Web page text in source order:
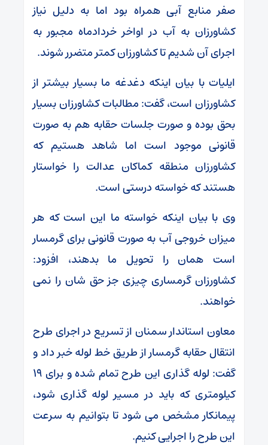
صفر منابع آبی همراه بود اما به دلیل نیاز
کشاورزان به آب در اواخر خردادماه مجبور به
اجرای آن شدیم تا کشاورزان کمتر متضرر شوند.
ایلیات با بیان اینکه دغدغه ما بسیار بیشتر از
کشاورزان است، گفت: مطالبات کشاورزان بسیار
بحق بوده و صورت جلسات حقابه هم به صورت
قانونی موجود است اما شاهد هستیم که
کشاورزان منطقه کماکان عدالت را خواستار
هستند که خواسته درستی است.
وی با بیان اینکه خواسته ما این است که هر
میزان خروجی آب به صورت قانونی برای گرمسار
است همان را تحویل ما بدهند، افزود:
کشاورزان گرمساری چیزی جز حق شان را نمی
خواهند.
معاون استاندار سمنان از تسریع در اجرای طرح
انتقال حقابه گرمسار از طریق خط لوله خبر داد و
گفت: لوله گذاری این طرح تمام شده و برای ۱۹
کیلومتری که باید در مسیر لوله گذاری شود،
پیمانکار مشخص می شود تا بتوانیم به سرعت
این طرح را اجرایی کنیم.